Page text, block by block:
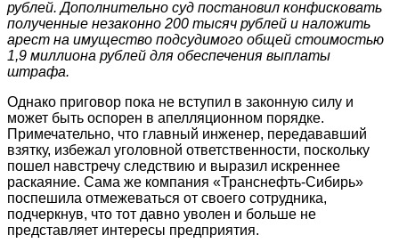
рублей. Дополнительно суд постановил конфисковать
полученные незаконно 200 тысяч рублей и наложить
арест на имущество подсудимого общей стоимостью
1,9 миллиона рублей для обеспечения выплаты
штрафа.
Однако приговор пока не вступил в законную силу и
может быть оспорен в апелляционном порядке.
Примечательно, что главный инженер, передававший
взятку, избежал уголовной ответственности, поскольку
пошел навстречу следствию и выразил искреннее
раскаяние. Сама же компания «Транснефть-Сибирь»
поспешила отмежеваться от своего сотрудника,
подчеркнув, что тот давно уволен и больше не
представляет интересы предприятия.